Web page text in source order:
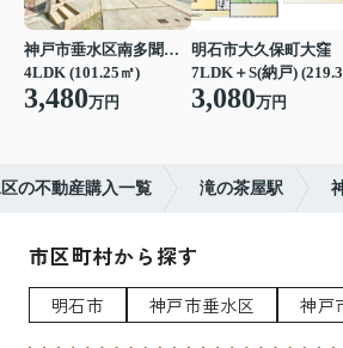
神戸市垂水区南多聞台４丁目
4LDK (101.25㎡)
3,480万円
明石市大久保町大窪
3,080万円
の不動産購入一覧 滝の茶屋駅
市区町村から探す
明石市 神戸市垂水区 神戸